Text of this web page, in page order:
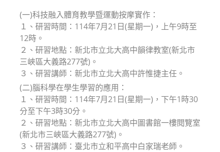
(一)科技融入體育教學暨運動按摩實作：
１、研習時間：114年7月21日(星期一)，上午9時至
12時。
２、研習地點：新北市立北大高中韻律教室(新北市
三峽區大義路277號)。
３、研習講師：新北市立北大高中許惟捷主任。
(二)腦科學在學生學習的應用：
１、研習時間：114年7月21日(星期一)，下午1時30
分至下午3時30分。
２、研習地點：新北市立北大高中圖書館一樓閱覽室
(新北市三峽區大義路277號)。
３、研習講師：臺北市立和平高中白家瑞老師。